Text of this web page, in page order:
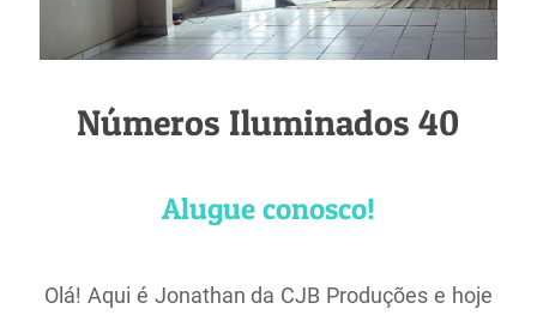
Números Iluminados 40
Alugue conosco!
Olá! Aqui é Jonathan da CJB Produções e hoje